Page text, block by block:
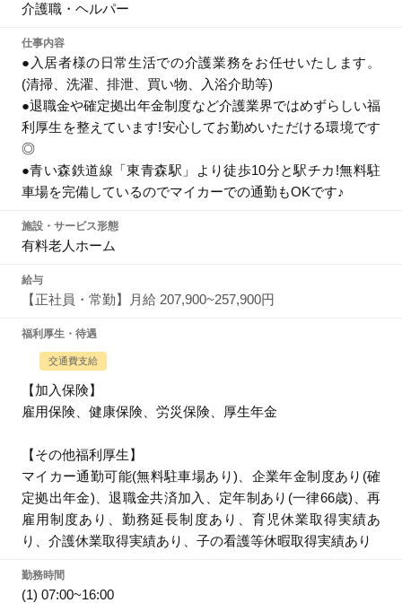
介護職・ヘルパー
仕事内容
●入居者様の日常生活での介護業務をお任せいたします。
(清掃、洗濯、排泄、買い物、入浴介助等)
●退職金や確定拠出年金制度など介護業界ではめずらしい福
利厚生を整えています!安心してお勤めいただける環境です
◎
●青い森鉄道線「東青森駅」より徒歩10分と駅チカ!無料駐
車場を完備しているのでマイカーでの通勤もOKです♪
施設・サービス形態
有料老人ホーム
給与
【正社員・常勤】月給 207,900~257,900円
福利厚生・待遇
交通費支給
【加入保険】
雇用保険、健康保険、労災保険、厚生年金
【その他福利厚生】
マイカー通勤可能(無料駐車場あり)、企業年金制度あり(確
定拠出年金)、退職金共済加入、定年制あり(一律66歳)、再
雇用制度あり、勤務延長制度あり、育児休業取得実績あ
り、介護休業取得実績あり、子の看護等休暇取得実績あり
勤務時間
(1) 07:00~16:00